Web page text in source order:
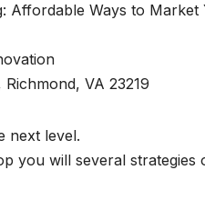
Affordable Ways to Market
VA 23219
next level.
you will several